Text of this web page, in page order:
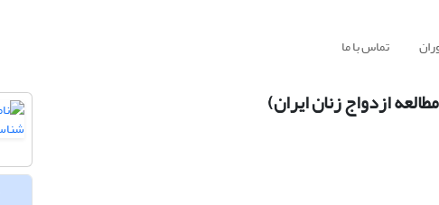
تماس با ما
ازدواج زنان ایران)